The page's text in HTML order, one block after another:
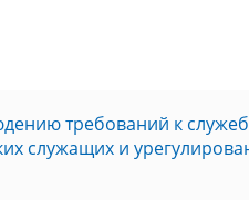
требований к
служащих и